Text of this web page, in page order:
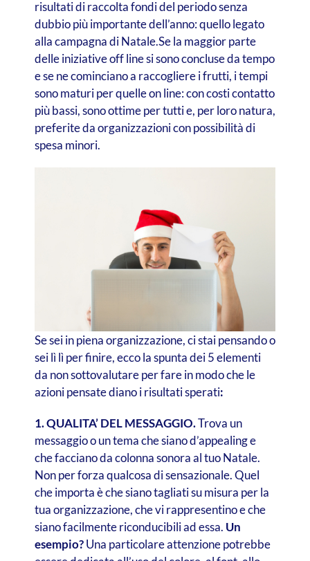
risultati di raccolta fondi del periodo senza
dubbio più importante dell’anno: quello legato
alla campagna di Natale.Se la maggior parte
delle iniziative off line si sono concluse da tempo
e se ne cominciano a raccogliere i frutti, i tempi
sono maturi per quelle on line: con costi contatto
più bassi, sono ottime per tutti e, per loro natura,
preferite da organizzazioni con possibilità di
spesa minori.
Se sei in piena organizzazione, ci stai pensando o
sei lì lì per finire, ecco la spunta dei 5 elementi
da non sottovalutare per fare in modo che le
azioni pensate diano i risultati sperati:
1. QUALITA’ DEL MESSAGGIO.Trova un
messaggio o un tema che siano d’appealing e
che facciano da colonna sonora al tuo Natale.
Non per forza qualcosa di sensazionale. Quel
che importa è che siano tagliati su misura per la
tua organizzazione, che vi rappresentino e che
siano facilmente riconducibili ad essa. Un
esempio?Una particolare attenzione potrebbe